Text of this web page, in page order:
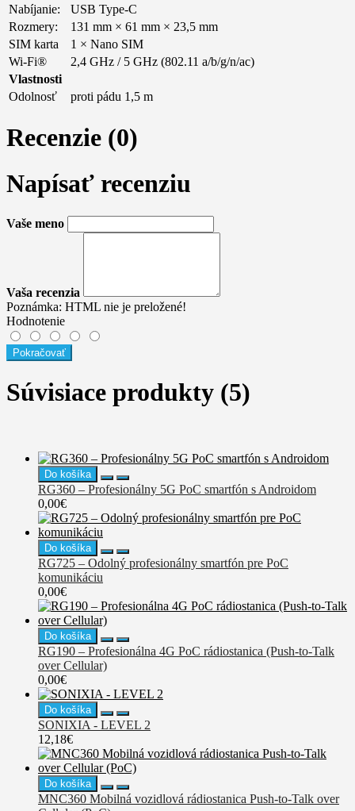
Nabíjanie:
USB Type-C
Rozmery:
131 mm × 61 mm × 23,5 mm
SIM karta
1 × Nano SIM
Wi-Fi®
2,4 GHz / 5 GHz (802.11 a/b/g/n/ac)
Vlastnosti
Odolnosť
proti pádu 1,5 m
Recenzie (0)
Napísať recenziu
Vaše meno
Vaša recenzia
Poznámka: HTML nie je preložené!
Hodnotenie
Pokračovať
Súvisiace produkty (5)
Do košíka
RG360 – Profesionálny 5G PoC smartfón s Androidom
0,00€
Do košíka
RG725 – Odolný profesionálny smartfón pre PoC
komunikáciu
0,00€
Do košíka
RG190 – Profesionálna 4G PoC rádiostanica (Push-to-Talk
over Cellular)
0,00€
Do košíka
SONIXIA - LEVEL 2
12,18€
Do košíka
MNC360 Mobilná vozidlová rádiostanica Push-to-Talk over